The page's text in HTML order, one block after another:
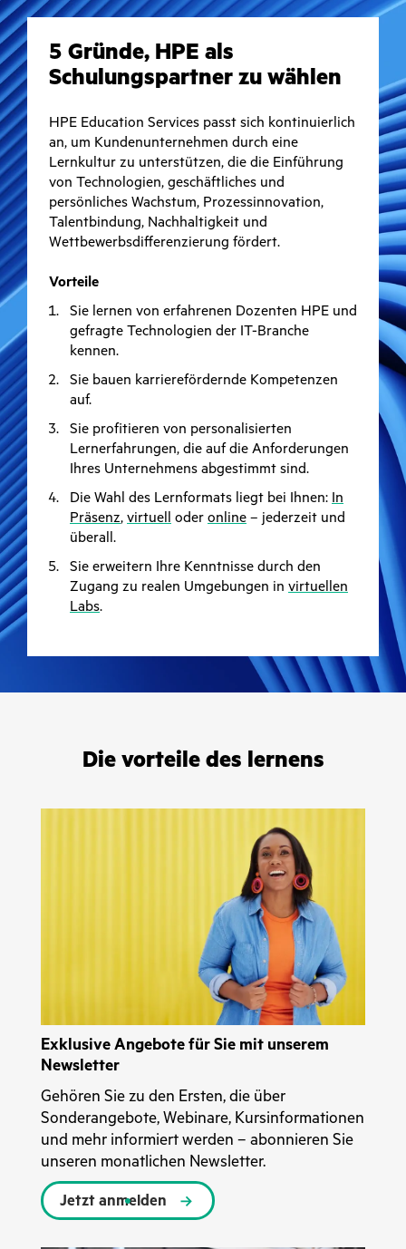
5 Gründe, HPE als
Schulungspartner zu wählen
HPE Education Services passt sich kontinuierlich
an, um Kundenunternehmen durch eine
Lernkultur zu unterstützen, die die Einführung
von Technologien, geschäftliches und
persönliches Wachstum, Prozessinnovation,
Talentbindung, Nachhaltigkeit und
Wettbewerbsdifferenzierung fördert.
Vorteile
Sie lernen von erfahrenen Dozenten HPE und
gefragte Technologien der IT-Branche
kennen.
Sie bauen karrierefördernde Kompetenzen
auf.
Sie profitieren von personalisierten
Lernerfahrungen, die auf die Anforderungen
Ihres Unternehmens abgestimmt sind.
Die Wahl des Lernformats liegt bei Ihnen: In
Präsenz, virtuell oder online – jederzeit und
überall.
Sie erweitern Ihre Kenntnisse durch den
Zugang zu realen Umgebungen in virtuellen
Labs.
Die vorteile des lernens
Exklusive Angebote für Sie mit unserem
Newsletter
Gehören Sie zu den Ersten, die über
Sonderangebote, Webinare, Kursinformationen
und mehr informiert werden – abonnieren Sie
unseren monatlichen Newsletter.
Jetzt anmelden